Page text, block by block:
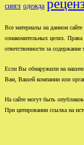
сингл одежда
Все материалы на данном
ознакомительных целях.
ответственности за содержание
Если Вы обнаружили на нашем
Вам, Вашей компании или
На сайте могут быть
При цитировании ссылка на